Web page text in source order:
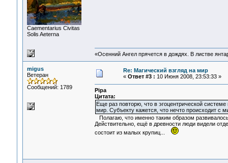
Сaementarius Civitas
Solis Aeterna
«Осенний Ангел прячется в дождях. В листве
migus
Ветеран
Сообщений: 1789
Re: Магический взгляд на мир
« Ответ #3 : 10 Июня 2008, 23:53:33 »
Pipa
Цитата:
Еще раз повторю, что в эгоцентрической
мир. Субъекту кажется, что нечто происходит с
Полагаю, что именно таким образом
Действительно, ещё в древности люди видели
состоит из малых крупиц...